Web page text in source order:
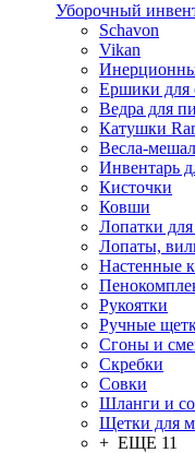
Уборочный
Schavon
Vikan
Ершики для
Ведра для
Катушки
Весла-
Инвентарь
Кисточки
Ковши
Лопатки
Лопаты,
Настенные
Рукоятки
Ручные
Сгоны и
Скребки
Совки
Шланги и
Щетки для
+ ЕЩЕ 11